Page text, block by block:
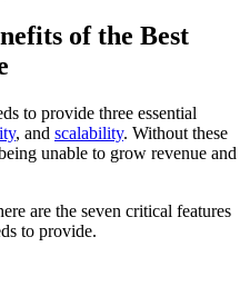
of the Best
to provide three essential
, and scalability. Without these
unable to grow revenue and
are the seven critical features
to provide.